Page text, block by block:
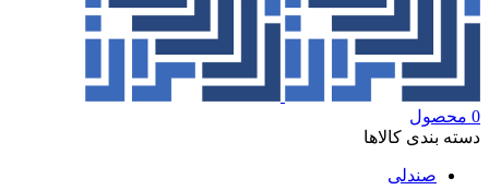
0 محصول
دسته بندی کالاها
صندلی